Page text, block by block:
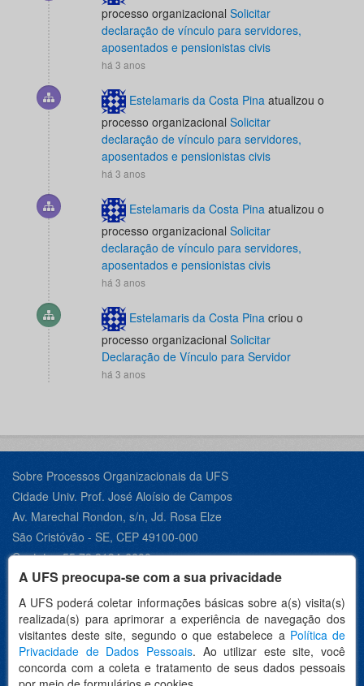
A UFS preocupa-se com a sua privacidade
A UFS poderá coletar informações básicas sobre a(s) visita(s)
realizada(s) para aprimorar a experiência de navegação dos
visitantes deste site, segundo o que estabelece a Política de
Privacidade de Dados Pessoais. Ao utilizar este site, você
concorda com a coleta e tratamento de seus dados pessoais
processo organizacional Solicitar
declaração de vínculo para servidores,
aposentados e pensionistas civis
há 3 anos
Estelamaris da Costa Pina atualizou o
processo organizacional Solicitar
declaração de vínculo para servidores,
aposentados e pensionistas civis
há 3 anos
Estelamaris da Costa Pina atualizou o
processo organizacional Solicitar
declaração de vínculo para servidores,
aposentados e pensionistas civis
há 3 anos
Estelamaris da Costa Pina criou o
processo organizacional Solicitar
Declaração de Vínculo para Servidor
há 3 anos
Sobre Processos Organizacionais da UFS
Cidade Univ. Prof. José Aloísio de Campos
Av. Marechal Rondon, s/n, Jd. Rosa Elze
São Cristóvão - SE, CEP 49100-000
Contato +55 79 3194-6600
Desenvolvido por: